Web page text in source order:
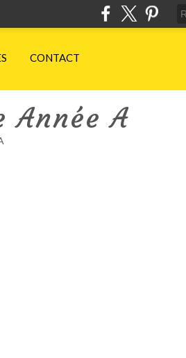
CONTACT
Année A